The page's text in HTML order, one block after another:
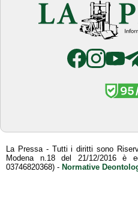
La Pressa - Tutti i diritti sono
Modena n.18 del 21/12/2016 è
03746820368) - Normative